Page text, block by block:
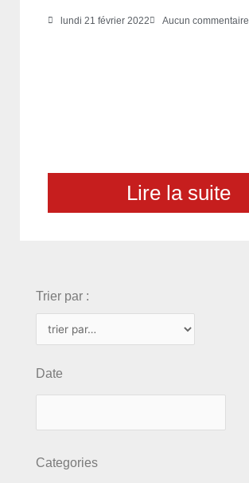
lundi 21 février 2022 Aucun commentaire
Lire la suite
Trier par :
Date
Categories